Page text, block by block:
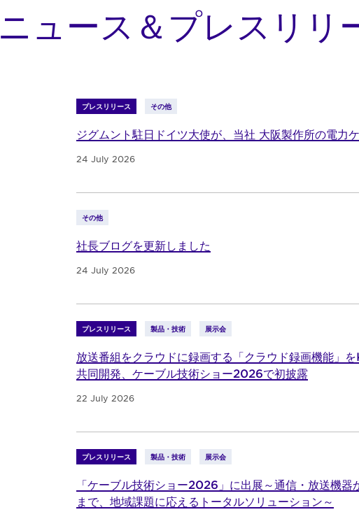
ニュース＆プレスリリ
プレスリリース その他
ジグムント駐日ドイツ大使が、当社 大阪製作所の電力
24 July 2026
その他
社長ブログを更新しました
24 July 2026
プレスリリース 製品・技術 展示会
放送番組をクラウドに録画する「クラウド録画機能」
共同開発、ケーブル技術ショー2026で初披露
22 July 2026
プレスリリース 製品・技術 展示会
「ケーブル技術ショー2026」に出展～通信・放送機器
まで、地域課題に応えるトータルソリューション～